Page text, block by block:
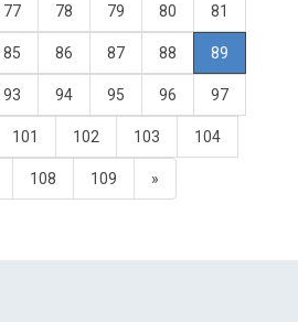
77 78 79 80 81
85 86 87 88 89
93 94 95 96 97
101 102 103 104
108 109 »